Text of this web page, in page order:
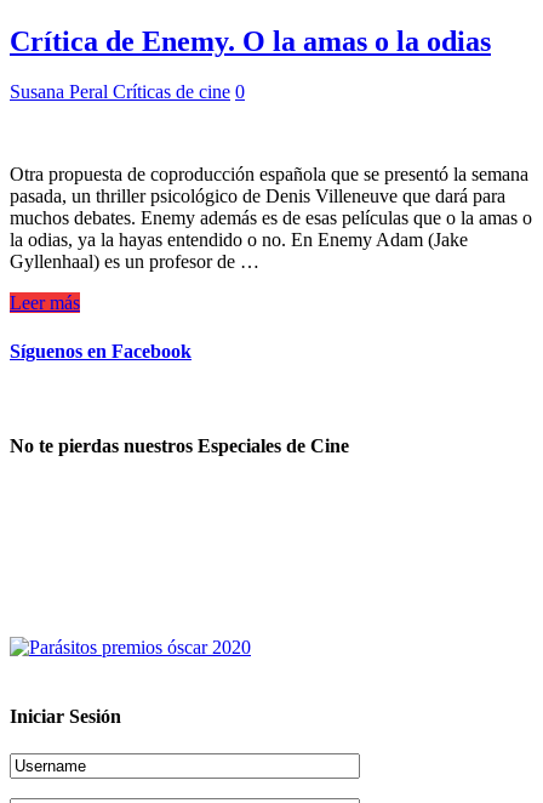
Crítica de Enemy. O la amas o la odias
Susana Peral Críticas de cine 0
Otra propuesta de coproducción española que se presentó la semana
pasada, un thriller psicológico de Denis Villeneuve que dará para
muchos debates. Enemy además es de esas películas que o la amas o
la odias, ya la hayas entendido o no. En Enemy Adam (Jake
Gyllenhaal) es un profesor de …
Leer más
Síguenos en Facebook
No te pierdas nuestros Especiales de Cine
Iniciar Sesión